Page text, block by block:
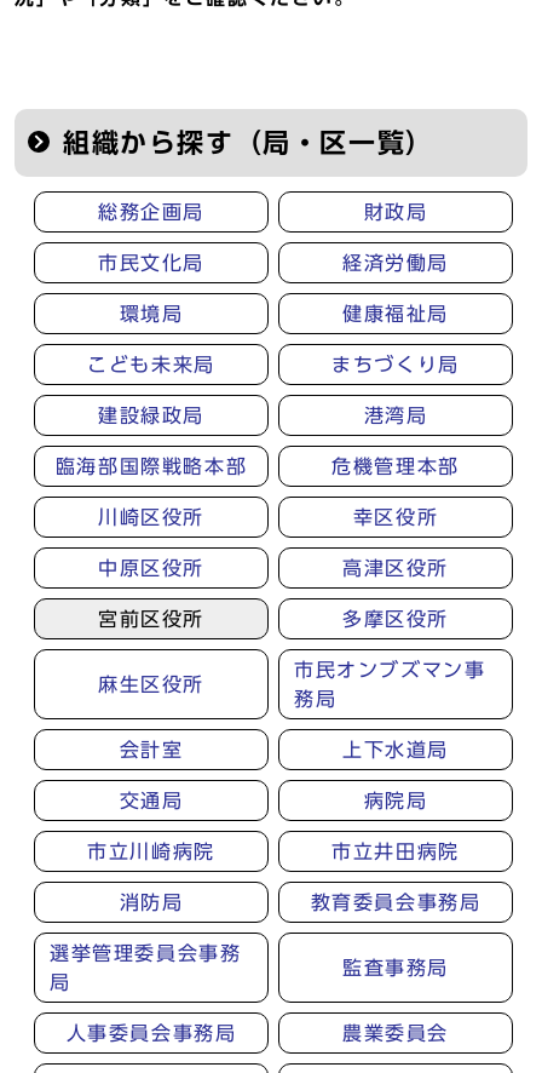
組織から探す（局・区一覧）
総務企画局 財政局
市民文化局 経済労働局
環境局 健康福祉局
こども未来局 まちづくり局
建設緑政局 港湾局
臨海部国際戦略本部 危機管理本部
川崎区役所 幸区役所
中原区役所 高津区役所
宮前区役所 多摩区役所
麻生区役所
市民オンブズマン事
務局
会計室 上下水道局
交通局 病院局
市立川崎病院 市立井田病院
消防局 教育委員会事務局
選挙管理委員会事務
局
監査事務局
人事委員会事務局 農業委員会